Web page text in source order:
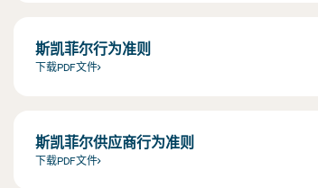
斯凯菲尔行为准则
下载PDF文件
斯凯菲尔供应商行为准则
下载PDF文件